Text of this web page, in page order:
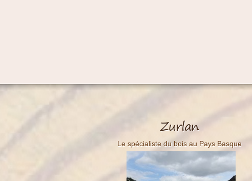
Zurlan
Le spécialiste du bois au Pays Basque